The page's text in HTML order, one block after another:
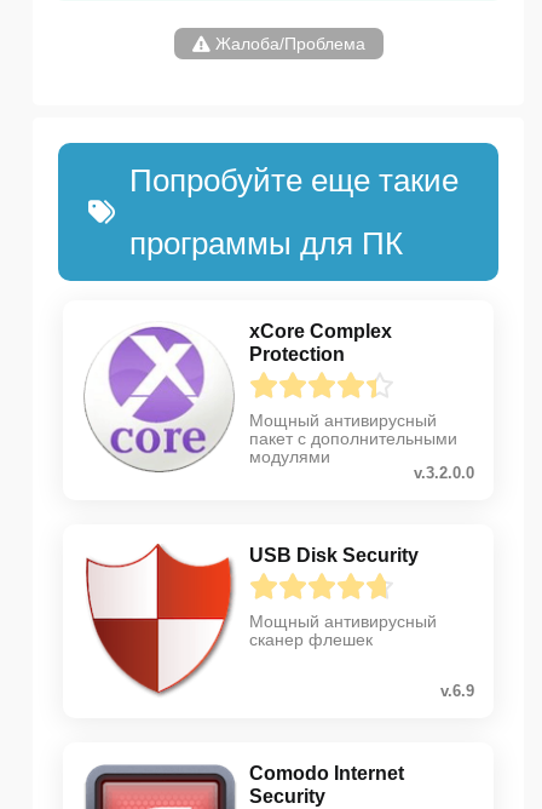
Жалоба/Проблема
Попробуйте еще такие
программы для ПК
xCore Complex
Protection
Мощный антивирусный
пакет с дополнительными
модулями
v.3.2.0.0
USB Disk Security
Мощный антивирусный
сканер флешек
v.6.9
Comodo Internet
Security